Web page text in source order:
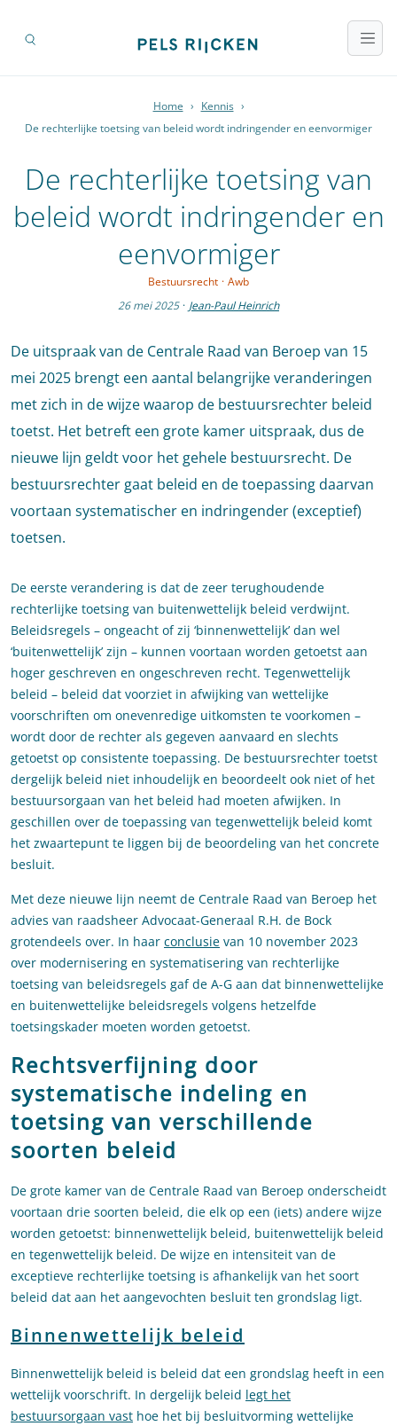
Home › Kennis ›
De rechterlijke toetsing van beleid wordt indringender en eenvormiger
De rechterlijke toetsing van
beleid wordt indringender en
eenvormiger
Bestuursrecht · Awb
26 mei 2025 · Jean-Paul Heinrich
De uitspraak van de Centrale Raad van Beroep van 15
mei 2025 brengt een aantal belangrijke veranderingen
met zich in de wijze waarop de bestuursrechter beleid
toetst. Het betreft een grote kamer uitspraak, dus de
nieuwe lijn geldt voor het gehele bestuursrecht. De
bestuursrechter gaat beleid en de toepassing daarvan
voortaan systematischer en indringender (exceptief)
toetsen.
De eerste verandering is dat de zeer terughoudende
rechterlijke toetsing van buitenwettelijk beleid verdwijnt.
Beleidsregels – ongeacht of zij ‘binnenwettelijk’ dan wel
‘buitenwettelijk’ zijn – kunnen voortaan worden getoetst aan
hoger geschreven en ongeschreven recht. Tegenwettelijk
beleid – beleid dat voorziet in afwijking van wettelijke
voorschriften om onevenredige uitkomsten te voorkomen –
wordt door de rechter als gegeven aanvaard en slechts
getoetst op consistente toepassing. De bestuursrechter toetst
dergelijk beleid niet inhoudelijk en beoordeelt ook niet of het
bestuursorgaan van het beleid had moeten afwijken. In
geschillen over de toepassing van tegenwettelijk beleid komt
het zwaartepunt te liggen bij de beoordeling van het concrete
besluit.
Met deze nieuwe lijn neemt de Centrale Raad van Beroep het
advies van raadsheer Advocaat-Generaal R.H. de Bock
grotendeels over. In haar conclusie van 10 november 2023
over modernisering en systematisering van rechterlijke
toetsing van beleidsregels gaf de A-G aan dat binnenwettelijke
en buitenwettelijke beleidsregels volgens hetzelfde
toetsingskader moeten worden getoetst.
Rechtsverfijning door
systematische indeling en
toetsing van verschillende
soorten beleid
De grote kamer van de Centrale Raad van Beroep onderscheidt
voortaan drie soorten beleid, die elk op een (iets) andere wijze
worden getoetst: binnenwettelijk beleid, buitenwettelijk beleid
en tegenwettelijk beleid. De wijze en intensiteit van de
exceptieve rechterlijke toetsing is afhankelijk van het soort
beleid dat aan het aangevochten besluit ten grondslag ligt.
Binnenwettelijk beleid
Binnenwettelijk beleid is beleid dat een grondslag heeft in een
wettelijk voorschrift. In dergelijk beleid legt het
bestuursorgaan vast hoe het bij besluitvorming wettelijke